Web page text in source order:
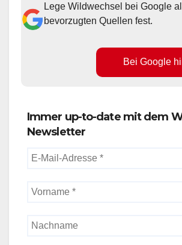
Lege Wildwechsel bei Google
bevorzugten Quellen fest.
Bei Google
Immer up-to-date mit dem
Newsletter